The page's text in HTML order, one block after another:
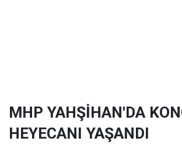
MHP YAHŞİHAN'DA
HEYECANI YAŞANDI